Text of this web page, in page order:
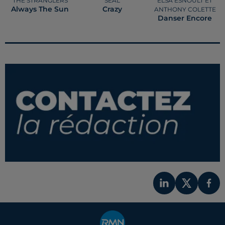
Always The Sun Crazy
ANTHONY COLETTE
Danser Encore